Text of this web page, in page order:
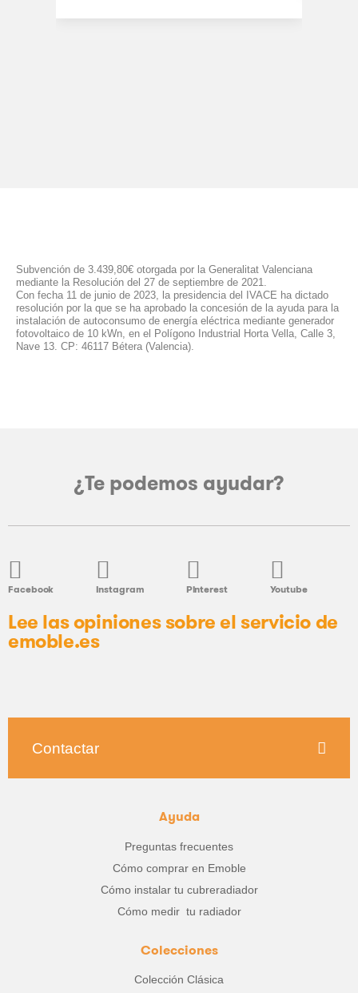
Subvención de 3.439,80€ otorgada por la Generalitat Valenciana
mediante la Resolución del 27 de septiembre de 2021.
Con fecha 11 de junio de 2023, la presidencia del IVACE ha dictado
resolución por la que se ha aprobado la concesión de la ayuda para la
instalación de autoconsumo de energía eléctrica mediante generador
fotovoltaico de 10 kWn, en el Polígono Industrial Horta Vella, Calle 3,
Nave 13. CP: 46117 Bétera (Valencia).
¿Te podemos ayudar?
Facebook Instagram Pinterest Youtube
Lee las opiniones sobre el servicio de
emoble.es
Contactar
Ayuda
Preguntas frecuentes
Cómo comprar en Emoble
Cómo instalar tu cubreradiador
Cómo medir tu radiador
Colecciones
Colección Clásica